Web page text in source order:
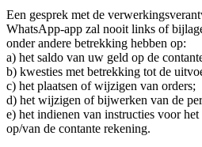
Een gesprek met de
WhatsApp-app zal nooit links of
onder andere betrekking hebben op:
a) het saldo van uw geld op de
b) kwesties met betrekking tot de
c) het plaatsen of wijzigen van orders;
d) het wijzigen of bijwerken van de
e) het indienen van instructies voor
op/van de contante rekening.